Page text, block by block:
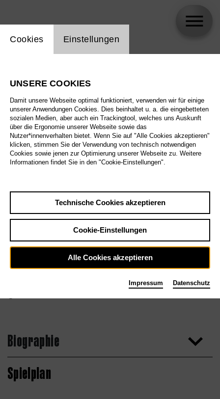
Biographie
Spielplan
Einstellung Website Cookie
Cookies Einstellungen
UNSERE COOKIES
Damit unsere Webseite optimal funktioniert, verwenden wir für einige
unserer Anwendungen Cookies. Dies beinhaltet u. a. die eingebetteten
sozialen Medien, aber auch ein Trackingtool, welches uns Auskunft
über die Ergonomie unserer Webseite sowie das
Nutzer*innenverhalten bietet. Wenn Sie auf "Alle Cookies akzeptieren"
klicken, stimmen Sie der Verwendung von technisch notwendigen
Cookies sowie jenen zur Optimierung unserer Webseite zu. Weitere
Informationen findet Sie in den "Cookie-Einstellungen".
Technische Cookies akzeptieren
Cookie-Einstellungen
Alle Cookies akzeptieren
Impressum Datenschutz